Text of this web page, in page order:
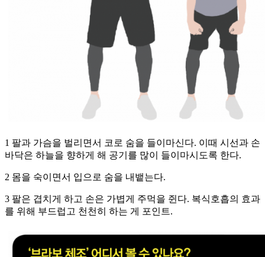
1 팔과 가슴을 벌리면서 코로 숨을 들이마신다. 이때 시선과 손
바닥은 하늘을 향하게 해 공기를 많이 들이마시도록 한다.
2 몸을 숙이면서 입으로 숨을 내뱉는다.
3 팔은 겹치게 하고 손은 가볍게 주먹을 쥔다. 복식호흡의 효과
를 위해 부드럽고 천천히 하는 게 포인트.